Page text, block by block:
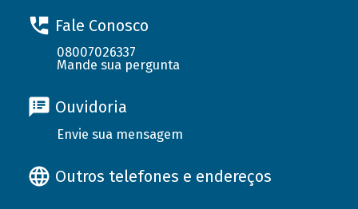
Fale Conosco
08007026337
Mande sua pergunta
Ouvidoria
Envie sua mensagem
Outros telefones e endereços